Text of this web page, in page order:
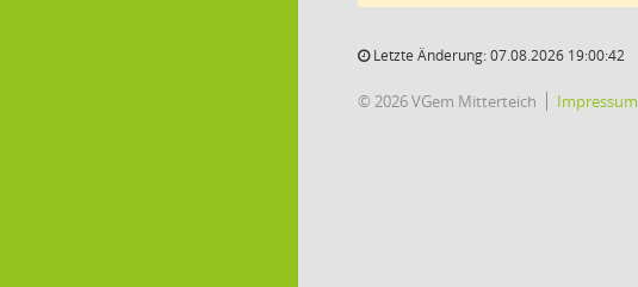
Letzte Änderung: 07.08.2026 19:00:42
© 2026 VGem Mitterteich Impressum